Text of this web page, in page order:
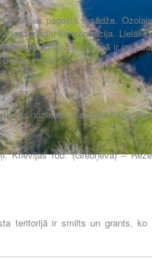
pagastā ir sādža.
iedzīvotāju koncentrācija.
apdzīvojums tajā ir
ciems.
nozīmes dzelzceļa līnija:
Krievijas rob. (Grebņeva) –
teritorijā ir smilts un grants,